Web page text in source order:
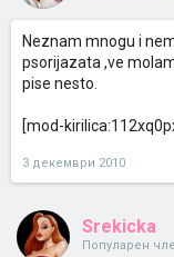
Neznam mnogu i
psorijazata ,ve
pise nesto.
[mod-
3 декември 2010
Srekicka
Популарен